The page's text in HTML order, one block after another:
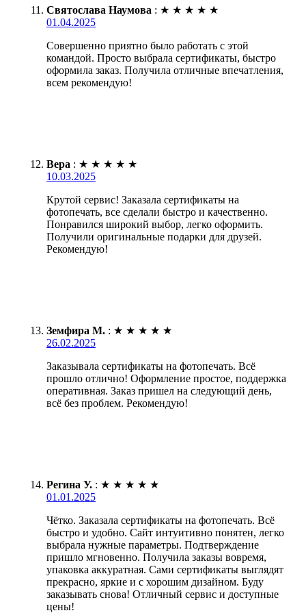
Святослава Наумова : ★ ★ ★ ★ ★
01.04.2025
Совершенно приятно было работать с этой
командой. Просто выбрала сертификаты, быстро
оформила заказ. Получила отличные впечатления,
всем рекомендую!
Вера : ★ ★ ★ ★ ★
10.03.2025
Крутой сервис! Заказала сертификаты на
фотопечать, все сделали быстро и качественно.
Понравился широкий выбор, легко оформить.
Получили оригинальные подарки для друзей.
Рекомендую!
Земфира М. : ★ ★ ★ ★ ★
26.02.2025
Заказывала сертификаты на фотопечать. Всё
прошло отлично! Оформление простое, поддержка
оперативная. Заказ пришел на следующий день,
всё без проблем. Рекомендую!
Регина У. : ★ ★ ★ ★ ★
01.01.2025
Чётко. Заказала сертификаты на фотопечать. Всё
быстро и удобно. Сайт интуитивно понятен, легко
выбрала нужные параметры. Подтверждение
пришло мгновенно. Получила заказы вовремя,
упаковка аккуратная. Сами сертификаты выглядят
прекрасно, яркие и с хорошим дизайном. Буду
заказывать снова! Отличный сервис и доступные
цены!